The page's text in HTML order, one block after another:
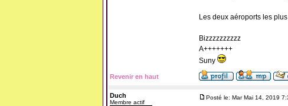
Les deux aéroports les
Bizzzzzzzzzz
A+++++++
Suny
Revenir en haut
Duch
Membre actif
Posté le: Mar Mai 14, 2019